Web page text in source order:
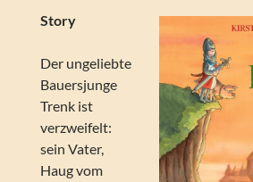
Story
Der ungeliebte
Bauersjunge
Trenk ist
verzweifelt:
sein Vater,
Haug vom